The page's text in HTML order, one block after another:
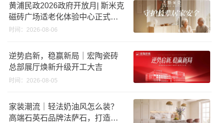
黄浦民政2026政府开放月| 斯米克
磁砖广场适老化体验中心正式亮
相
时间：2026-08-06
逆势启新，稳赢新局｜宏陶瓷砖
总部展厅焕新升级开工大吉
时间：2026-08-05
家装潮流｜轻法奶油风怎么装？
高端石英石品牌法萨石，打造质